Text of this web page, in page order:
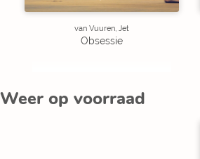
van Vuuren, Jet
Obsessie
Weer op voorraad